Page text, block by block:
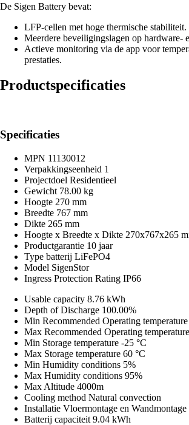
De Sigen Battery bevat:
LFP-cellen met hoge thermische stabiliteit.
Meerdere beveiligingslagen op hardware-
Actieve monitoring via de app voor
prestaties.
Productspecificaties
Specificaties
MPN 11130012
Verpakkingseenheid 1
Projectdoel Residentieel
Gewicht 78.00 kg
Hoogte 270 mm
Breedte 767 mm
Dikte 265 mm
Hoogte x Breedte x Dikte 270x767x265
Productgarantie 10 jaar
Type batterij LiFePO4
Model SigenStor
Ingress Protection Rating IP66
Usable capacity 8.76 kWh
Depth of Discharge 100.00%
Min Recommended Operating temperature
Max Recommended Operating temperature
Min Storage temperature -25 °C
Max Storage temperature 60 °C
Min Humidity conditions 5%
Max Humidity conditions 95%
Max Altitude 4000m
Cooling method Natural convection
Installatie Vloermontage en Wandmontage
Batterij capaciteit 9.04 kWh